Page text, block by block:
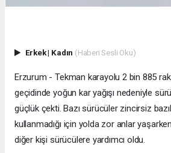
Erkek| Kadın (Haberi Sesli Oku)
Erzurum - Tekman karayolu 2 bin 885
geçidinde yoğun kar yağışı nedeniyle
güçlük çekti. Bazı sürücüler zincirsiz
kullanmadığı için yolda zor anlar
diğer kişi sürücülere yardımcı oldu.